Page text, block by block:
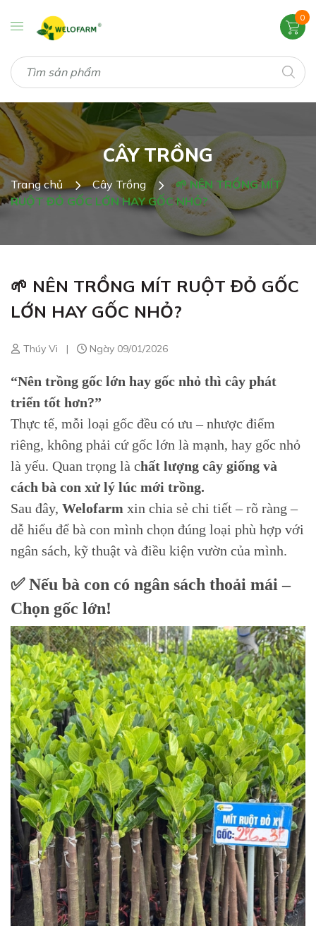
0
CÂY TRỒNG
Trang chủ Cây Trồng
🌱 NÊN TRỒNG MÍT
RUỘT ĐỎ GỐC LỚN HAY GỐC NHỎ?
🌱 NÊN TRỒNG MÍT RUỘT ĐỎ GỐC
LỚN HAY GỐC NHỎ?
Thúy Vi | Ngày 09/01/2026
“Nên trồng gốc lớn hay gốc nhỏ thì cây phát
triển tốt hơn?”
Thực tế, mỗi loại gốc đều có ưu – nhược điểm
riêng, không phải cứ gốc lớn là mạnh, hay gốc nhỏ
là yếu. Quan trọng là chất lượng cây giống và
cách bà con xử lý lúc mới trồng.
Sau đây, Welofarm xin chia sẻ chi tiết – rõ ràng –
dễ hiểu để bà con mình chọn đúng loại phù hợp với
ngân sách, kỹ thuật và điều kiện vườn của mình.
✅ Nếu bà con có ngân sách thoải mái –
Chọn gốc lớn!